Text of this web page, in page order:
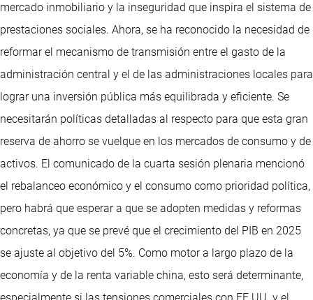
mercado inmobiliario y la inseguridad que inspira el sistema de
prestaciones sociales. Ahora, se ha reconocido la necesidad de
reformar el mecanismo de transmisión entre el gasto de la
administración central y el de las administraciones locales para
lograr una inversión pública más equilibrada y eficiente. Se
necesitarán políticas detalladas al respecto para que esta gran
reserva de ahorro se vuelque en los mercados de consumo y de
activos. El comunicado de la cuarta sesión plenaria mencionó
el rebalanceo económico y el consumo como prioridad política,
pero habrá que esperar a que se adopten medidas y reformas
concretas, ya que se prevé que el crecimiento del PIB en 2025
se ajuste al objetivo del 5%. Como motor a largo plazo de la
economía y de la renta variable china, esto será determinante,